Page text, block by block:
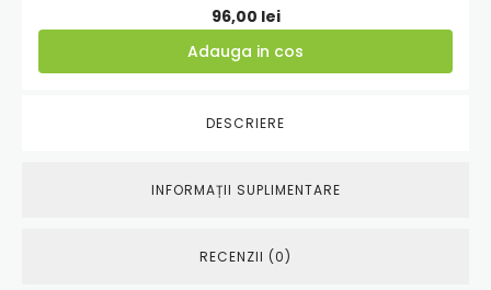
96,00 lei
Adauga in cos
DESCRIERE
INFORMAȚII SUPLIMENTARE
RECENZII (0)